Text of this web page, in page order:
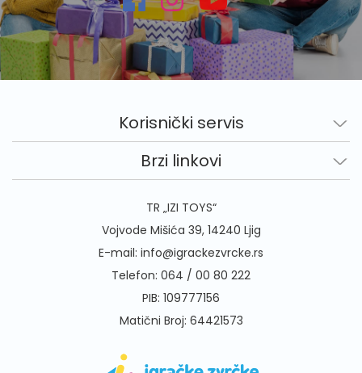
Korisnički servis
Brzi linkovi
TR „IZI TOYS“
Vojvode Mišića 39, 14240 Ljig
E-mail: info@igrackezvrcke.rs
Telefon: 064 / 00 80 222
PIB: 109777156
Matični Broj: 64421573